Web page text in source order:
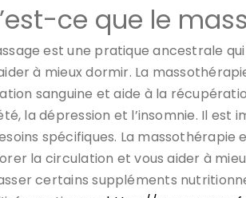
ce que le
est une pratique ancestrale
à mieux dormir. La
sanguine et aide à la
la dépression et l’insomnie. Il
spécifiques. La
la circulation et vous aider à
certains suppléments